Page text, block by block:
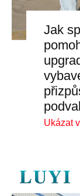
Jak
Ukázat